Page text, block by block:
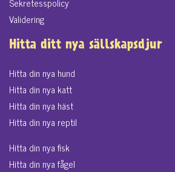
Validering
Hitta ditt nya sällskapsdjur
Hitta din nya hund
Hitta din nya katt
Hitta din nya häst
Hitta din nya reptil
Hitta din nya fisk
Hitta din nya fågel